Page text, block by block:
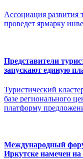
Ассоциация развития
проведет ярмарку
Представители
запускают единую
Туристический
базе регионального
платформу
Международный
Иркутске намечен